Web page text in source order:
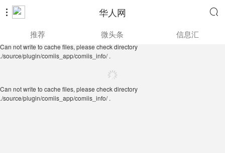
 华人网 
./source/plugin/comiis_app/comiis_info/ .
推荐 微头条 信息汇
Can not write to cache files, please check directory
./source/plugin/comiis_app/comiis_info/ .
Can not write to cache files, please check directory
./source/plugin/comiis_app/comiis_info/ .